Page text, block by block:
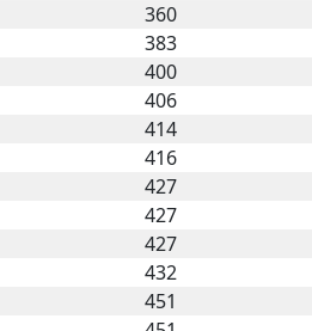
360
383
400
406
414
416
427
427
427
432
451